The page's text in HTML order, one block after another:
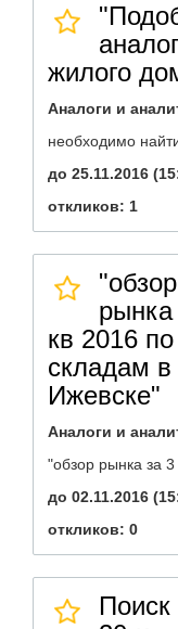
жилого
Аналоги и
необходимо
до 25.11.2016
откликов: 1
"обзор
рынка
кв 2016 по
складам в
Ижевске"
Аналоги и
"обзор рынка за
до 02.11.2016
откликов: 0
Поиск